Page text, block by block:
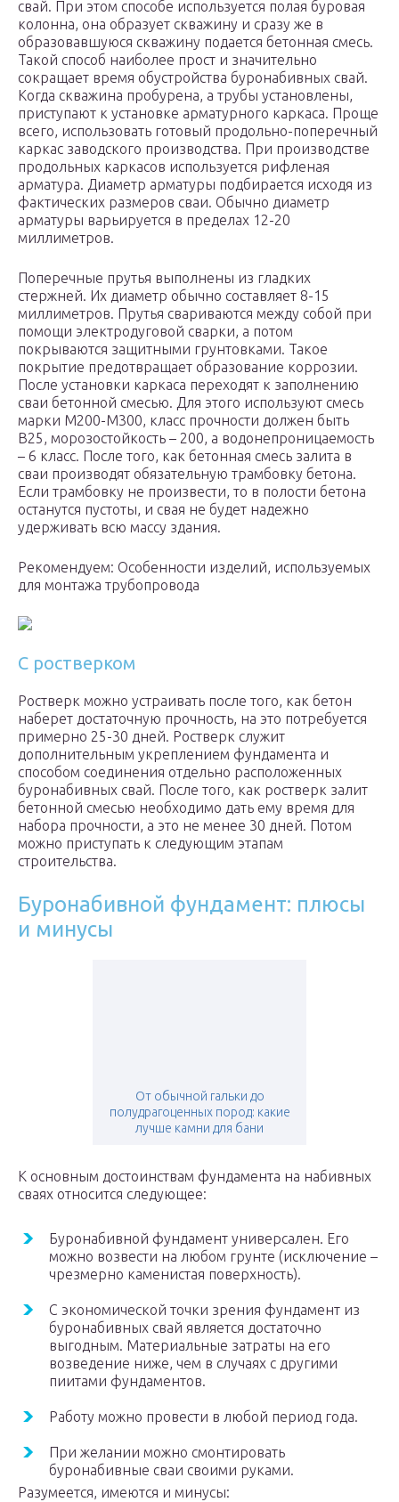
свай. При этом способе используется полая буровая
колонна, она образует скважину и сразу же в
образовавшуюся скважину подается бетонная смесь.
Такой способ наиболее прост и значительно
сокращает время обустройства буронабивных свай.
Когда скважина пробурена, а трубы установлены,
приступают к установке арматурного каркаса. Проще
всего, использовать готовый продольно-поперечный
каркас заводского производства. При производстве
продольных каркасов используется рифленая
арматура. Диаметр арматуры подбирается исходя из
фактических размеров сваи. Обычно диаметр
арматуры варьируется в пределах 12-20
миллиметров.
Поперечные прутья выполнены из гладких
стержней. Их диаметр обычно составляет 8-15
миллиметров. Прутья свариваются между собой при
помощи электродуговой сварки, а потом
покрываются защитными грунтовками. Такое
покрытие предотвращает образование коррозии.
После установки каркаса переходят к заполнению
сваи бетонной смесью. Для этого используют смесь
марки М200-М300, класс прочности должен быть
В25, морозостойкость – 200, а водонепроницаемость
– 6 класс. После того, как бетонная смесь залита в
сваи производят обязательную трамбовку бетона.
Если трамбовку не произвести, то в полости бетона
останутся пустоты, и свая не будет надежно
удерживать всю массу здания.
Рекомендуем: Особенности изделий, используемых
для монтажа трубопровода
C ростверком
Ростверк можно устраивать после того, как бетон
наберет достаточную прочность, на это потребуется
примерно 25-30 дней. Ростверк служит
дополнительным укреплением фундамента и
способом соединения отдельно расположенных
буронабивных свай. После того, как ростверк залит
бетонной смесью необходимо дать ему время для
набора прочности, а это не менее 30 дней. Потом
можно приступать к следующим этапам
строительства.
Буронабивной фундамент: плюсы
и минусы
От обычной гальки до
полудрагоценных пород: какие
лучше камни для бани
К основным достоинствам фундамента на набивных
сваях относится следующее:
Буронабивной фундамент универсален. Его
можно возвести на любом грунте (исключение –
чрезмерно каменистая поверхность).
С экономической точки зрения фундамент из
буронабивных свай является достаточно
выгодным. Материальные затраты на его
возведение ниже, чем в случаях с другими
пиитами фундаментов.
Работу можно провести в любой период года.
При желании можно смонтировать
буронабивные сваи своими руками.
Разумеется, имеются и минусы: